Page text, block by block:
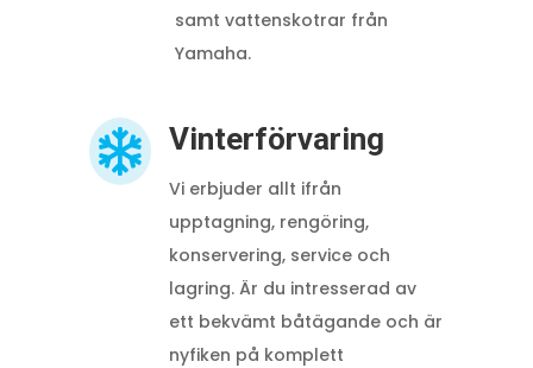
samt vattenskotrar från
Yamaha.
 Vinterförvaring
Vi erbjuder allt ifrån
upptagning, rengöring,
konservering, service och
lagring. Är du intresserad av
ett bekvämt båtägande och är
nyfiken på komplett